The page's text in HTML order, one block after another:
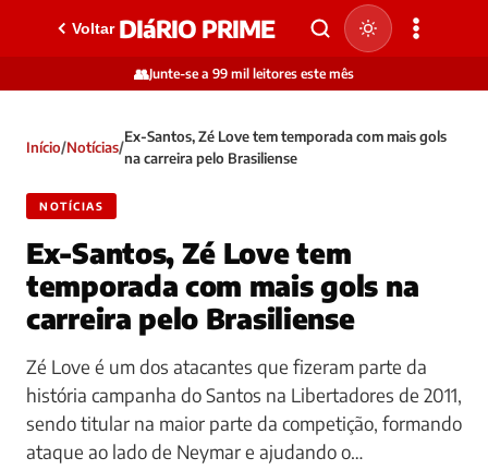
Voltar DIáRIO PRIME
👥Junte-se a 99 mil leitores este mês
Início/Notícias/
Ex-Santos, Zé Love tem temporada com mais gols
na carreira pelo Brasiliense
NOTÍCIAS
Ex-Santos, Zé Love tem
temporada com mais gols na
carreira pelo Brasiliense
Zé Love é um dos atacantes que fizeram parte da
história campanha do Santos na Libertadores de 2011,
sendo titular na maior parte da competição, formando
ataque ao lado de Neymar e ajudando o…